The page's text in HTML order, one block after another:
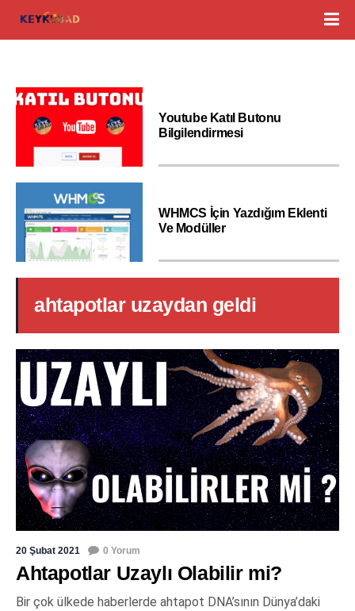
Youtube Katıl Butonu
Bilgilendirmesi
WHMCS İçin Yazdığım Eklenti
Ve Modüller
ahtapotlar uzaydan geldi
20 Şubat 2021 0 Yorum
Ahtapotlar Uzaylı Olabilir mi?
Bir çok ülkede haberlerde ahtapot DNA’sının Dünya’daki